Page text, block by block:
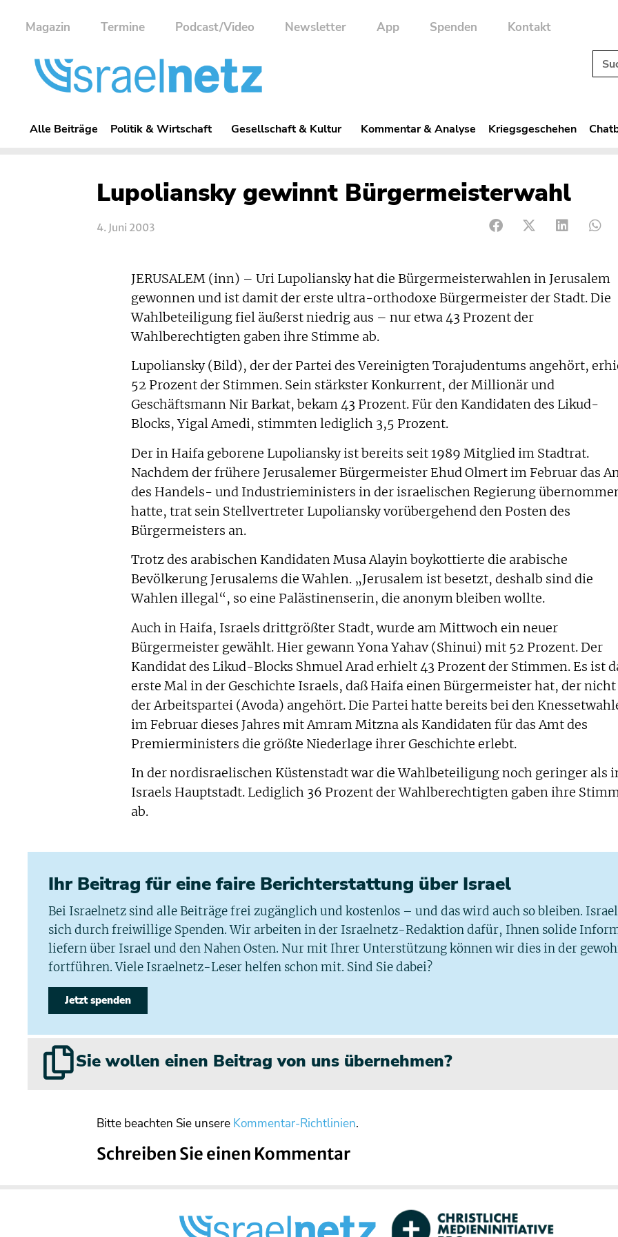
Magazin Termine Podcast/Video Newsletter App Spenden Kontakt
Alle Beiträge Politik & Wirtschaft Gesellschaft & Kultur Kommentar & Analyse Kriegsgeschehen
Lupoliansky gewinnt Bürgermeisterwahl
4. Juni 2003
JERUSALEM (inn) – Uri Lupoliansky hat die Bürgermeisterwahlen in Jerusalem
gewonnen und ist damit der erste ultra-orthodoxe Bürgermeister der Stadt. Die
Wahlbeteiligung fiel äußerst niedrig aus – nur etwa 43 Prozent der
Wahlberechtigten gaben ihre Stimme ab.
Lupoliansky (Bild), der der Partei des Vereinigten Torajudentums angehört,
52 Prozent der Stimmen. Sein stärkster Konkurrent, der Millionär und
Geschäftsmann Nir Barkat, bekam 43 Prozent. Für den Kandidaten des Likud-
Blocks, Yigal Amedi, stimmten lediglich 3,5 Prozent.
Der in Haifa geborene Lupoliansky ist bereits seit 1989 Mitglied im Stadtrat.
Nachdem der frühere Jerusalemer Bürgermeister Ehud Olmert im Februar das
des Handels- und Industrieministers in der israelischen Regierung
hatte, trat sein Stellvertreter Lupoliansky vorübergehend den Posten des
Bürgermeisters an.
Trotz des arabischen Kandidaten Musa Alayin boykottierte die arabische
Bevölkerung Jerusalems die Wahlen. „Jerusalem ist besetzt, deshalb sind die
Wahlen illegal“, so eine Palästinenserin, die anonym bleiben wollte.
Auch in Haifa, Israels drittgrößter Stadt, wurde am Mittwoch ein neuer
Bürgermeister gewählt. Hier gewann Yona Yahav (Shinui) mit 52 Prozent. Der
Kandidat des Likud-Blocks Shmuel Arad erhielt 43 Prozent der Stimmen. Es ist
erste Mal in der Geschichte Israels, daß Haifa einen Bürgermeister hat, der nicht
der Arbeitspartei (Avoda) angehört. Die Partei hatte bereits bei den
im Februar dieses Jahres mit Amram Mitzna als Kandidaten für das Amt des
Premierministers die größte Niederlage ihrer Geschichte erlebt.
In der nordisraelischen Küstenstadt war die Wahlbeteiligung noch geringer als
Israels Hauptstadt. Lediglich 36 Prozent der Wahlberechtigten gaben ihre
ab.
Ihr Beitrag für eine faire Berichterstattung über Israel
Bei Israelnetz sind alle Beiträge frei zugänglich und kostenlos – und das wird auch so bleiben.
sich durch freiwillige Spenden. Wir arbeiten in der Israelnetz-Redaktion dafür, Ihnen solide
liefern über Israel und den Nahen Osten. Nur mit Ihrer Unterstützung können wir dies in der
fortführen. Viele Israelnetz-Leser helfen schon mit. Sind Sie dabei?
Jetzt spenden
Sie wollen einen Beitrag von uns übernehmen?
Bitte beachten Sie unsere Kommentar-Richtlinien.
Schreiben Sie einen Kommentar